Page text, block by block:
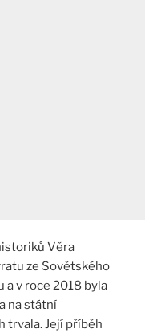
Věra
ze Sovětského
a v roce 2018 byla
na státní
trvala. Její příběh